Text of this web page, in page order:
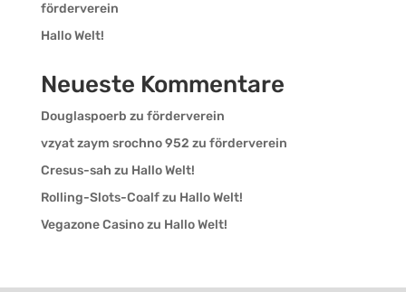
förderverein
Hallo Welt!
Neueste Kommentare
Douglaspoerb zu förderverein
vzyat zaym srochno 952 zu förderverein
Cresus-sah zu Hallo Welt!
Rolling-Slots-Coalfzu Hallo Welt!
Vegazone Casinozu Hallo Welt!